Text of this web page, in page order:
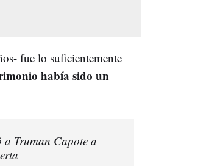
fue lo suficientemente
había sido un
Truman Capote a